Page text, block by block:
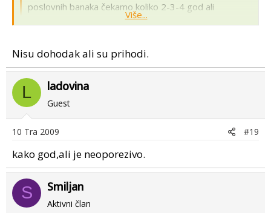
poslovnih banaka čekamo koliko 2-3-4 god ali
izgleda da ćemo biti sretni ako ih ikada dobijemo, ja
poticaji i kapitalna definitivno nisu dohodak!
Više...
Nisu dohodak ali su prihodi.
L ladovina
Guest
10 Tra 2009 #19
kako god,ali je neoporezivo.
S Smiljan
Aktivni član